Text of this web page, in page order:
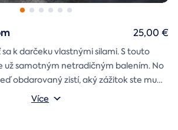
k darčeku vlastnými silami. S touto
už samotným netradičným balením. No
obdarovaný zistí, aký zážitok ste mu
darčekovú skladačku
× 20 × 20 cm
Více
25,00 €